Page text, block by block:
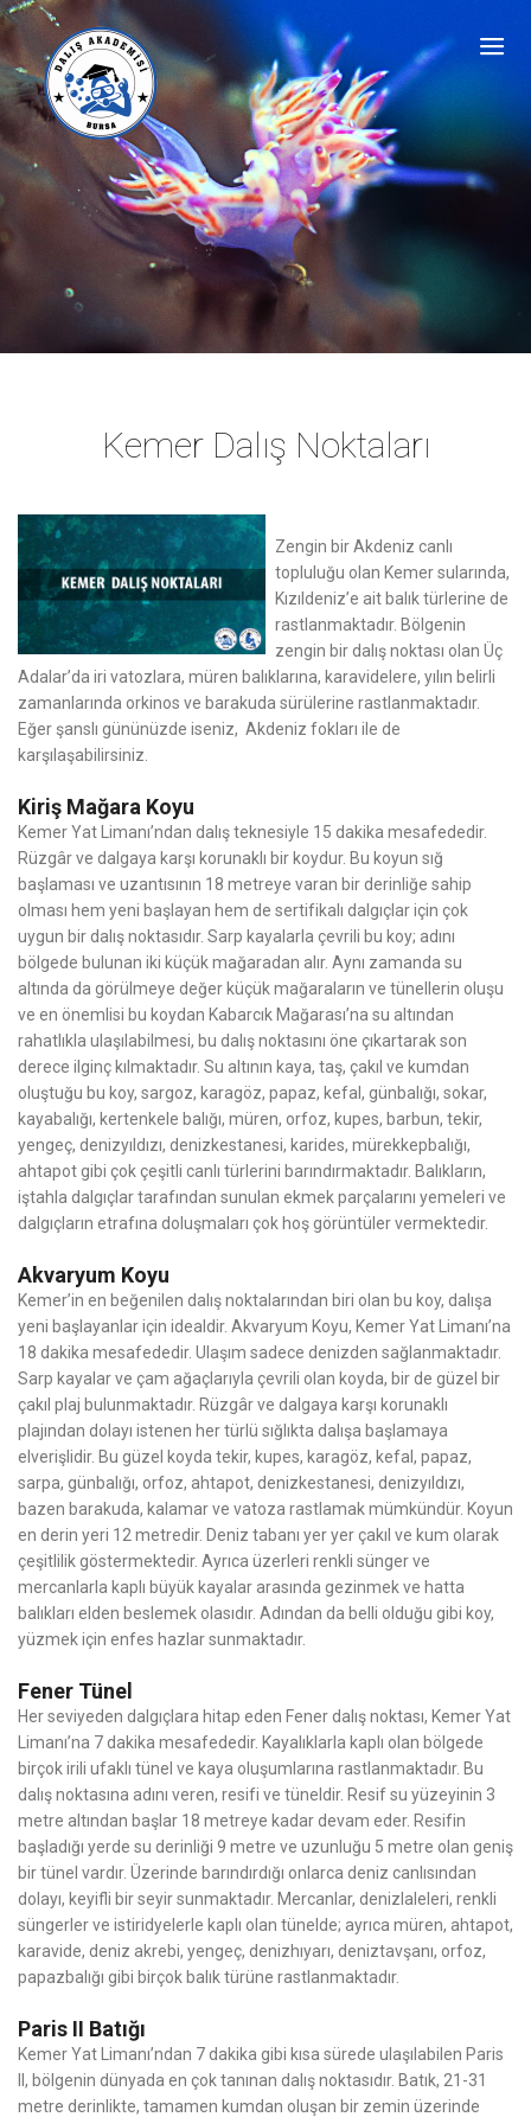
Kemer Dalış Noktaları
Zengin bir Akdeniz canlı
topluluğu olan Kemer sularında,
Kızıldeniz’e ait balık türlerine de
rastlanmaktadır. Bölgenin
zengin bir dalış noktası olan Üç
Adalar’da iri vatozlara, müren balıklarına, karavidelere, yılın belirli
zamanlarında orkinos ve barakuda sürülerine rastlanmaktadır.
Eğer şanslı gününüzde iseniz, Akdeniz fokları ile de
karşılaşabilirsiniz.
Kiriş Mağara Koyu
Kemer Yat Limanı’ndan dalış teknesiyle 15 dakika mesafededir.
Rüzgâr ve dalgaya karşı korunaklı bir koydur. Bu koyun sığ
başlaması ve uzantısının 18 metreye varan bir derinliğe sahip
olması hem yeni başlayan hem de sertifikalı dalgıçlar için çok
uygun bir dalış noktasıdır. Sarp kayalarla çevrili bu koy; adını
bölgede bulunan iki küçük mağaradan alır. Aynı zamanda su
altında da görülmeye değer küçük mağaraların ve tünellerin oluşu
ve en önemlisi bu koydan Kabarcık Mağarası’na su altından
rahatlıkla ulaşılabilmesi, bu dalış noktasını öne çıkartarak son
derece ilginç kılmaktadır. Su altının kaya, taş, çakıl ve kumdan
oluştuğu bu koy, sargoz, karagöz, papaz, kefal, günbalığı, sokar,
kayabalığı, kertenkele balığı, müren, orfoz, kupes, barbun, tekir,
yengeç, denizyıldızı, denizkestanesi, karides, mürekkepbalığı,
ahtapot gibi çok çeşitli canlı türlerini barındırmaktadır. Balıkların,
iştahla dalgıçlar tarafından sunulan ekmek parçalarını yemeleri ve
dalgıçların etrafına doluşmaları çok hoş görüntüler vermektedir.
Akvaryum Koyu
Kemer’in en beğenilen dalış noktalarından biri olan bu koy, dalışa
yeni başlayanlar için idealdir. Akvaryum Koyu, Kemer Yat Limanı’na
18 dakika mesafededir. Ulaşım sadece denizden sağlanmaktadır.
Sarp kayalar ve çam ağaçlarıyla çevrili olan koyda, bir de güzel bir
çakıl plaj bulunmaktadır. Rüzgâr ve dalgaya karşı korunaklı
plajından dolayı istenen her türlü sığlıkta dalışa başlamaya
elverişlidir. Bu güzel koyda tekir, kupes, karagöz, kefal, papaz,
sarpa, günbalığı, orfoz, ahtapot, denizkestanesi, denizyıldızı,
bazen barakuda, kalamar ve vatoza rastlamak mümkündür. Koyun
en derin yeri 12 metredir. Deniz tabanı yer yer çakıl ve kum olarak
çeşitlilik göstermektedir. Ayrıca üzerleri renkli sünger ve
mercanlarla kaplı büyük kayalar arasında gezinmek ve hatta
balıkları elden beslemek olasıdır. Adından da belli olduğu gibi koy,
yüzmek için enfes hazlar sunmaktadır.
Fener Tünel
Her seviyeden dalgıçlara hitap eden Fener dalış noktası, Kemer Yat
Limanı’na 7 dakika mesafededir. Kayalıklarla kaplı olan bölgede
birçok irili ufaklı tünel ve kaya oluşumlarına rastlanmaktadır. Bu
dalış noktasına adını veren, resifi ve tüneldir. Resif su yüzeyinin 3
metre altından başlar 18 metreye kadar devam eder. Resifin
başladığı yerde su derinliği 9 metre ve uzunluğu 5 metre olan geniş
bir tünel vardır. Üzerinde barındırdığı onlarca deniz canlısından
dolayı, keyifli bir seyir sunmaktadır. Mercanlar, denizlaleleri, renkli
süngerler ve istiridyelerle kaplı olan tünelde; ayrıca müren, ahtapot,
karavide, deniz akrebi, yengeç, denizhıyarı, deniztavşanı, orfoz,
papazbalığı gibi birçok balık türüne rastlanmaktadır.
Paris II Batığı
Kemer Yat Limanı’ndan 7 dakika gibi kısa sürede ulaşılabilen Paris
II, bölgenin dünyada en çok tanınan dalış noktasıdır. Batık, 21-31
metre derinlikte, tamamen kumdan oluşan bir zemin üzerinde